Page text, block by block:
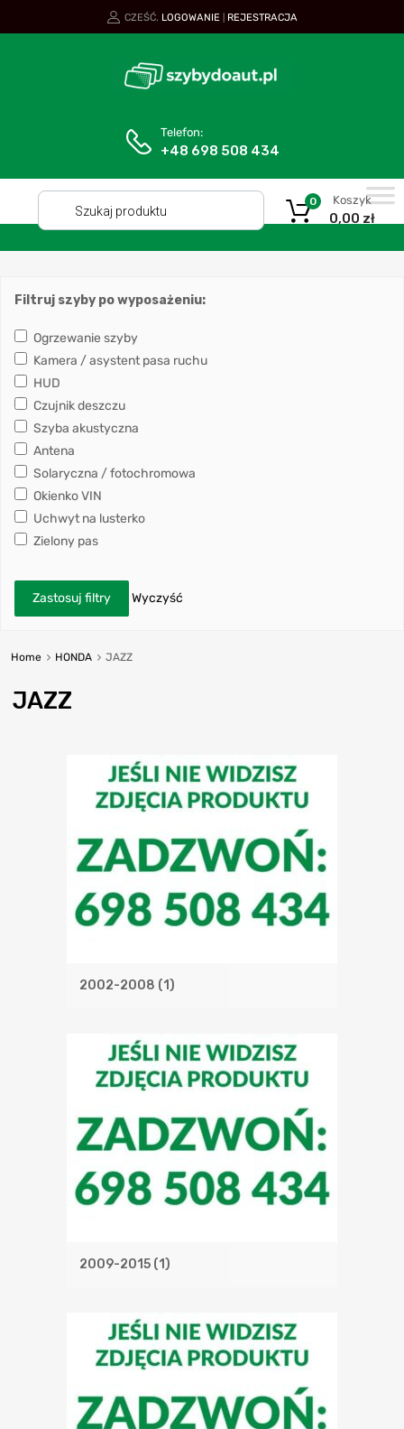
CZEŚĆ. LOGOWANIE REJESTRACJA
Telefon:
+48 698 508 434
Koszyk
0,00 zł
0
Filtruj szyby po wyposażeniu:
Ogrzewanie szyby
Kamera / asystent pasa ruchu
HUD
Czujnik deszczu
Szyba akustyczna
Antena
Solaryczna / fotochromowa
Okienko VIN
Uchwyt na lusterko
Zielony pas
Zastosuj filtry Wyczyść
Home HONDA JAZZ
JAZZ
2002-2008 (1)
2009-2015 (1)